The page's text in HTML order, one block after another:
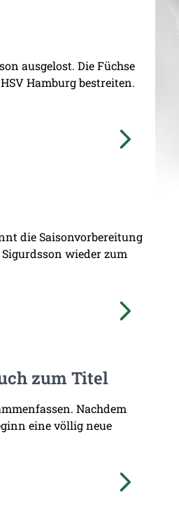
ausgelost. Die Füchse
Hamburg bestreiten.
die Saisonvorbereitung
wieder zum
zum Titel
Nachdem
eine völlig neue